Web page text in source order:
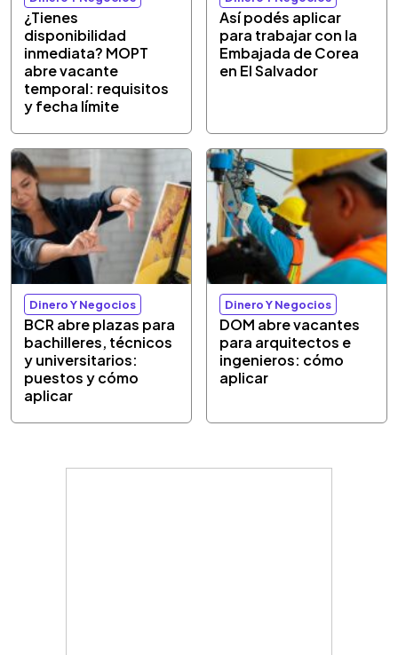
¿Tienes
disponibilidad
inmediata? MOPT
abre vacante
temporal: requisitos
y fecha límite
Así podés aplicar
para trabajar con la
Embajada de Corea
en El Salvador
Dinero Y Negocios
BCR abre plazas para
bachilleres, técnicos
y universitarios:
puestos y cómo
aplicar
Dinero Y Negocios
DOM abre vacantes
para arquitectos e
ingenieros: cómo
aplicar